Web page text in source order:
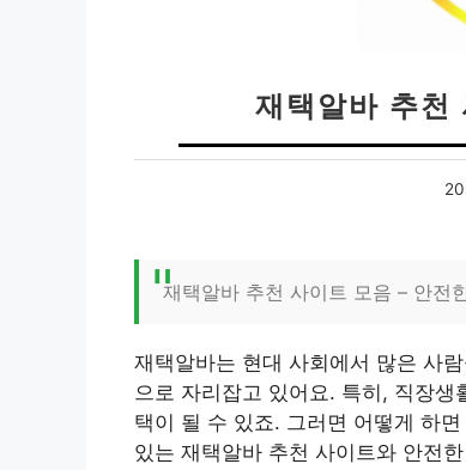
재택알바 추천
재택알바 추천 사이트 모음 – 안전
재택알바는 현대 사회에서 많은 사
으로 자리잡고 있어요. 특히, 직장
택이 될 수 있죠. 그러면 어떻게 하
있는 재택알바 추천 사이트와 안전